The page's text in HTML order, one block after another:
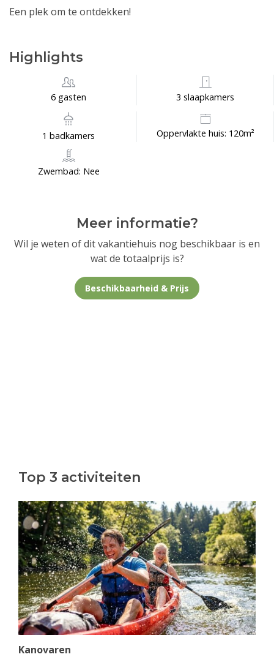
Een plek om te ontdekken!
Highlights
6 gasten 3 slaapkamers
1 badkamers Oppervlakte huis: 120m²
Zwembad: Nee
Meer informatie?
Wil je weten of dit vakantiehuis nog beschikbaar is en
wat de totaalprijs is?
Beschikbaarheid & Prijs
Top 3 activiteiten
Kanovaren